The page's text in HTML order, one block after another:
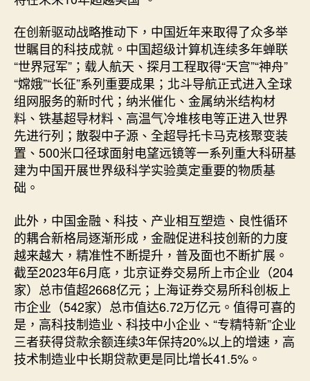
在创新驱动战略推动下，中国近年来取得了众多举
世瞩目的科技成就。中国超级计算机连续多年蝉联
“世界冠军”；载人航天、探月工程取得“天宫”“神舟”
“嫦娥”“长征”系列重要成果；北斗导航正式进入全球
组网服务的新时代；纳米催化、金属纳米结构材
料、铁基超导材料、高温气冷堆核电等正进入世界
先进行列；散裂中子源、全超导托卡马克核聚变装
置、500米口径球面射电望远镜等一系列重大科研基
建为中国开展世界级科学实验奠定重要的物质基
础。
此外，中国金融、科技、产业相互塑造、良性循环
的耦合新格局逐渐形成，金融促进科技创新的力度
越来越大，精准性不断提升，普及面也不断扩展。
截至2023年6月底，北京证券交易所上市企业（204
家）总市值超2668亿元；上海证券交易所科创板上
市企业（542家）总市值达6.72万亿元。值得可喜的
是，高科技制造业、科技中小企业、“专精特新”企业
三者获得贷款余额连续3年保持20%以上的增速，高
技术制造业中长期贷款更是同比增长41.5%。